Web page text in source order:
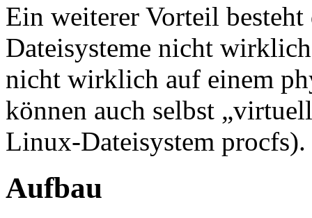
Ein weiterer Vorteil besteht
Dateisysteme nicht
nicht wirklich auf einem
können auch selbst
Linux-Dateisystem procfs).
Aufbau